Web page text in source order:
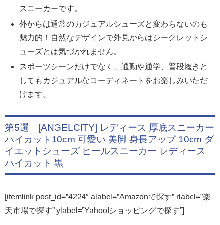
スニーカーです。
外からは通常のカジュアルシューズと変わらないのも
魅力的！自然なデザインで外見からはシークレットシ
ューズとは気づかれません。
スポーツシーンだけでなく、通勤や通学、普段履きと
してもカジュアルなコーディネートをお楽しみいただ
けます。
第5選 [ANGELCITY] レディース 厚底スニーカー
ハイカット10cm 可愛い 美脚 身長アップ 10cm ダ
イエットシューズ ヒールスニーカー レディース
ハイカット 黒
[itemlink post_id=”4224″ alabel=”Amazonで探す” rlabel=”楽
天市場で探す” ylabel=”Yahoo!ショッピングで探す”]